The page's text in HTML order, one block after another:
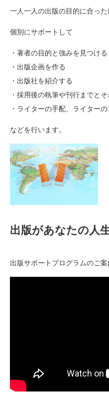
一人一人の出版の目的に合った
個別にサポートして
・著者の目的と強みを見つける
・出版企画を作る
・出版社を紹介する
・採用後の執筆や刊行までと
・ライターの手配、ライター
などを行います。
出版があなたの人
出版サポートプログラムのご